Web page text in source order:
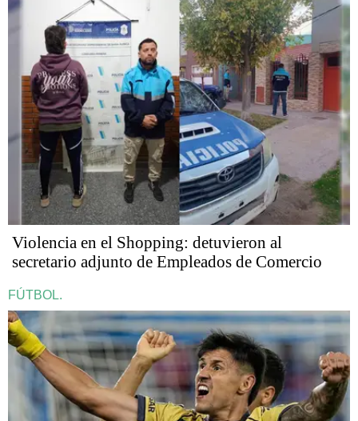
Violencia en el Shopping: detuvieron al
secretario adjunto de Empleados de Comercio
FÚTBOL.